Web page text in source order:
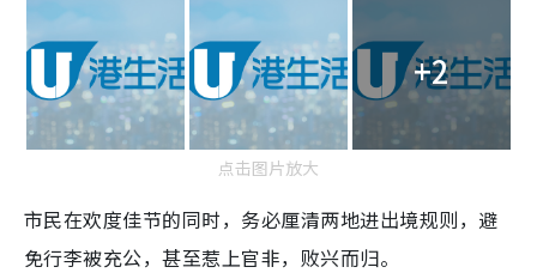
+2
点击图片放大
市民在欢度佳节的同时，务必厘清两地进出境规则，避
免行李被充公，甚至惹上官非，败兴而归。